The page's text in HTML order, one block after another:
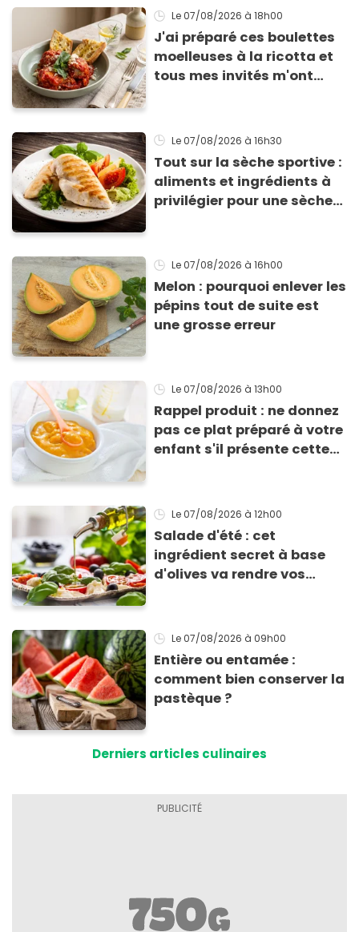
Le 07/08/2026 à 18h00
J'ai préparé ces boulettes
moelleuses à la ricotta et
tous mes invités m'ont
Le 07/08/2026 à 16h30
Tout sur la sèche sportive :
aliments et ingrédients à
privilégier pour une sèche
Le 07/08/2026 à 16h00
Melon : pourquoi enlever les
pépins tout de suite est
une grosse erreur
Le 07/08/2026 à 13h00
Rappel produit : ne donnez
pas ce plat préparé à votre
enfant s'il présente cette
Le 07/08/2026 à 12h00
Salade d'été : cet
ingrédient secret à base
d'olives va rendre vos
Le 07/08/2026 à 09h00
Entière ou entamée :
comment bien conserver la
pastèque ?
Derniers articles culinaires